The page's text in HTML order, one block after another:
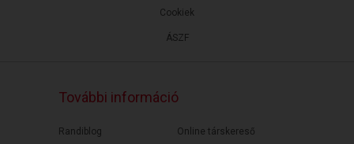
ÁSZF
Cookiek
További információ
Randiblog
Online társkereső